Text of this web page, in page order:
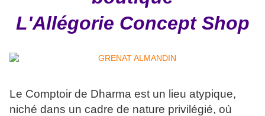
L'Allégorie Concept Shop
Le Comptoir de Dharma est un lieu atypique,
niché dans un cadre de nature privilégié, où